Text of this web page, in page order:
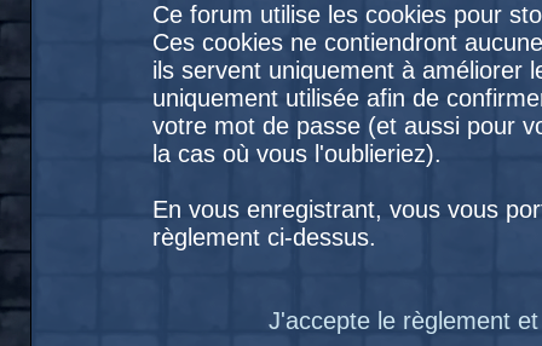
Ce forum utilise les cookies pour
Ces cookies ne contiendront
ils servent uniquement à améliorer
uniquement utilisée afin de
votre mot de passe (et aussi pour
la cas où vous l'oublieriez).
En vous enregistrant, vous vous
règlement ci-dessus.
J'accepte le règlement